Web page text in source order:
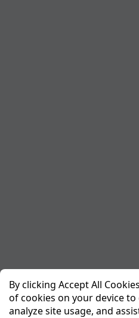
By clicking Accept All
of cookies on your device
analyze site usage, and